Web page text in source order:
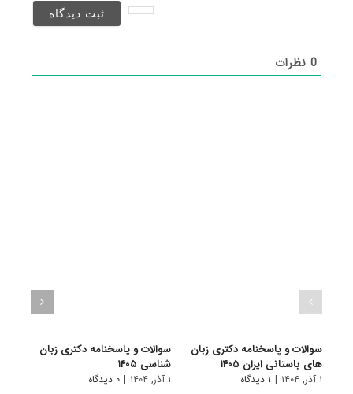
0نظرات
سوالات و پاسخنامه دکتری زبان
های باستانی ایران ۱۴۰۵
۱ آذر, ۱۴۰۴ | ۱ دیدگاه
سوالات و پاسخنامه دکتری زبان‌
شناسی ۱۴۰۵
۱ آذر, ۱۴۰۴ | ۰ دیدگاه